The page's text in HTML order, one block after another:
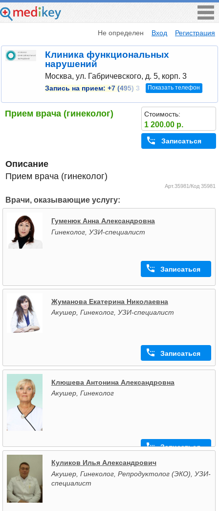
Не определен Вход Регистрация
Клиника функциональных
нарушений
Москва, ул. Габричевского, д. 5, корп. 3
Запись на прием: +7 (495) 3 Показать телефон
Прием врача (гинеколог) Стоимость:
1 200.00 р.
Записаться
Описание
Прием врача (гинеколог)
Арт.35981/Код 35981
Врачи, оказывающие услугу:
Гуменюк Анна Александровна
Гинеколог, УЗИ-специалист
Записаться
Жуманова Екатерина Николаевна
Акушер, Гинеколог, УЗИ-специалист
Записаться
Клюшева Антонина Александровна
Акушер, Гинеколог
Записаться
Куликов Илья Александрович
Акушер, Гинеколог, Репродуктолог (ЭКО), УЗИ-
специалист